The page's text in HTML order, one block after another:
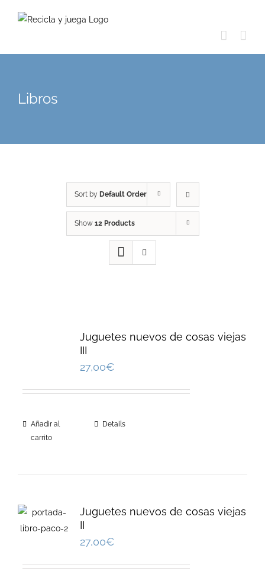
Libros
Sort by Default Order
Show 12 Products
Juguetes nuevos de cosas viejas
III
27,00€
Añadir al
carrito
Details
Juguetes nuevos de cosas viejas
II
27,00€